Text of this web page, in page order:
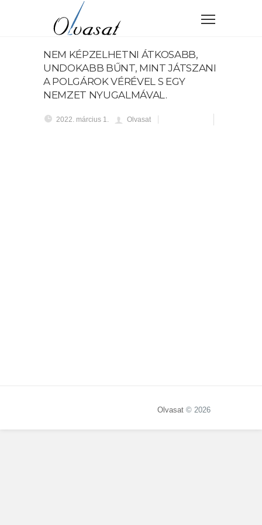
NEM KÉPZELHETNI ÁTKOSABB,
UNDOKABB BŰNT, MINT JÁTSZANI
A POLGÁROK VÉRÉVEL S EGY
NEMZET NYUGALMÁVAL.
2022. március 1. Olvasat
Olvasat © 2026